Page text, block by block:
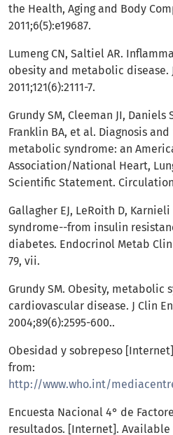
the Health, Aging and Body
2011;6(5):e19687.
Lumeng CN, Saltiel AR.
obesity and metabolic disease.
2011;121(6):2111-7.
Grundy SM, Cleeman JI, Daniels
Franklin BA, et al. Diagnosis
metabolic syndrome: an
Association/National Heart,
Scientific Statement. Circulation.
Gallagher EJ, LeRoith D,
syndrome--from insulin
diabetes. Endocrinol Metab Clin
79, vii.
Grundy SM. Obesity, metabolic
cardiovascular disease. J Clin
2004;89(6):2595-600..
Obesidad y sobrepeso
from:
http://www.who.int/
Encuesta Nacional 4° de
resultados. [Internet]. Available